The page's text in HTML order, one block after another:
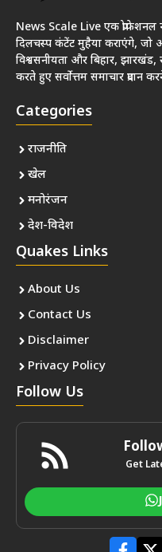
News Scale Live एक
दिलचस्प कंटेंट मुहैया कराएंगे,
विश्वसनीयता और बिहार, झारखंड,
करते हुए सर्वोत्तम समाचार प्रदान
Categories
राजनीति
खेल
मनोरंजन
देश-विदेश
Quakes Links
About Us
Contact Us
Disclaimer
Privacy Policy
Follow Us
Get